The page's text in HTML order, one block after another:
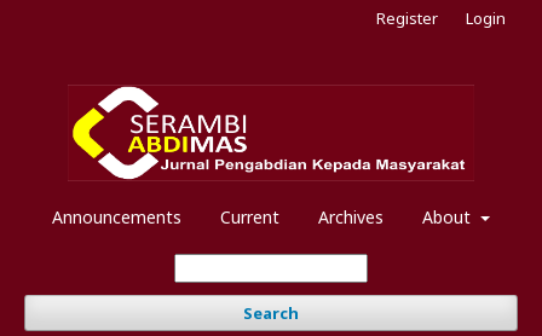
Announcements Current Archives About
Search
Register Login